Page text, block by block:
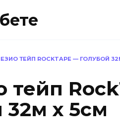
ТЕЙП ROCKTAPE — ГОЛУБОЙ
тейп
32м х 5см